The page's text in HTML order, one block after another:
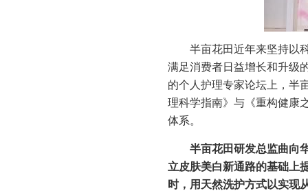
半亩花田近年来坚持以
满足消费者日益增长和升级
的个人护理专家论坛上，半
理科学指南》与《重构健康
体系。
半亩花田研发总监曲向
立皮肤美白新通路的基础上
时，用天然洗护方式以实现